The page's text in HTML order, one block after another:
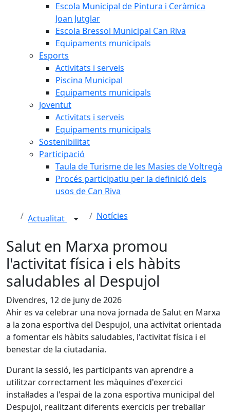
Escola Municipal de Pintura i Ceràmica
Joan Jutglar
Escola Bressol Municipal Can Riva
Equipaments municipals
Esports
Activitats i serveis
Piscina Municipal
Equipaments municipals
Joventut
Activitats i serveis
Equipaments municipals
Sostenibilitat
Participació
Taula de Turisme de les Masies de Voltregà
Procés participatiu per la definició dels
usos de Can Riva
Actualitat Notícies
Salut en Marxa promou
l'activitat física i els hàbits
saludables al Despujol
Divendres, 12 de juny de 2026
Ahir es va celebrar una nova jornada de Salut en Marxa
a la zona esportiva del Despujol, una activitat orientada
a fomentar els hàbits saludables, l'activitat física i el
benestar de la ciutadania.
Durant la sessió, les participants van aprendre a
utilitzar correctament les màquines d'exercici
instal·lades a l'espai de la zona esportiva municipal del
Despujol, realitzant diferents exercicis per treballar